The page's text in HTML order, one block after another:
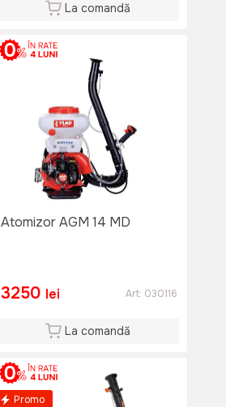
La comandă
Atomizor AGM 14 MD
3250 lei Art: 030116
La comandă
Promo